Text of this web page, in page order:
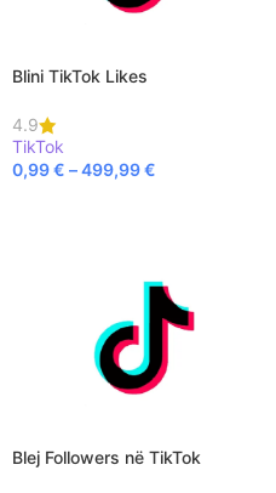
Blini TikTok Likes
4.9
TikTok
0,99€ –499,99€
Blej Followers në TikTok